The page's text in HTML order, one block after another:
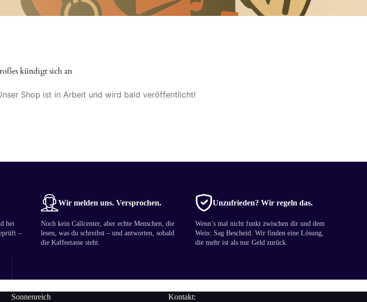
kündigt sich an
Shop ist in Arbeit und wird bald veröffentlicht!
bei
–
Wir melden uns. Versprochen.
Noch kein Callcenter, aber echte Menschen, die
lesen, was du schreibst – und antworten, sobald
die Kaffeetasse steht.
Unzufrieden? Wir regeln das.
Wenn’s mal nicht funkt zwischen dir und dem
Wein: Sag Bescheid. Wir finden eine Lösung,
die mehr ist als nur Geld zurück.
Sonnenreich Kontakt: